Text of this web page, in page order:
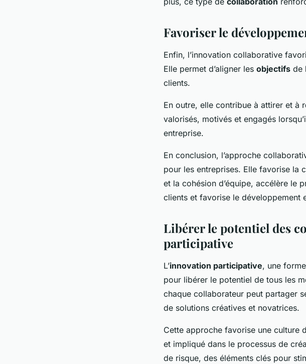
Favoriser le
Enfin, l’innovation collaborative
Elle permet d’aligner les objectifs de
clients.
En outre, elle contribue à attirer et à
valorisés, motivés et engagés
entreprise.
En conclusion, l’approche
pour les entreprises. Elle favorise la
et la cohésion d’équipe, accélère le
clients et favorise le développement
Libérer le potentiel des
participative
L’innovation participative, une
pour libérer le potentiel de tous les
chaque collaborateur peut partager
de solutions créatives et novatrices.
Cette approche favorise une culture
et impliqué dans le processus de
de risque, des éléments clés pour